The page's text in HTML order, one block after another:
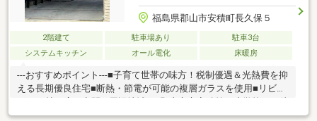
福島県郡山市安積町長久保５
2階建て 駐車場あり
駐車3台
システムキッチン
オール電化 床暖房
---おすすめポイント---■子育て世帯の味方！税制優遇＆光熱費を抑
える長期優良住宅■断熱・節電が可能の複層ガラスを使用■リビン
グも18帖と広々空間---周辺地域---■郡山市立安積第三小学校まで徒
歩21分/1642ｍ■郡山市立安積第二中学校まで徒歩30分/2336ｍ■薬